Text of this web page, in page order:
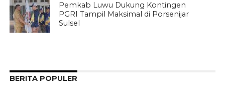
Pemkab Luwu Dukung Kontingen
PGRI Tampil Maksimal di Porsenijar
Sulsel
BERITA POPULER